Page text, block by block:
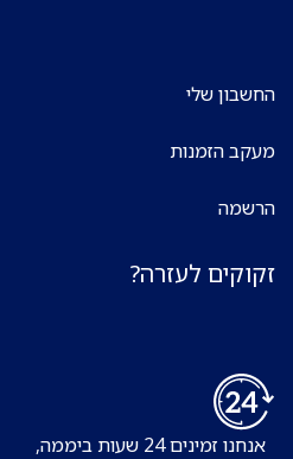
החשבון שלי
מעקב הזמנות
הרשמה
זקוקים לעזרה?
אנחנו זמינים 24 שעות ביממה,